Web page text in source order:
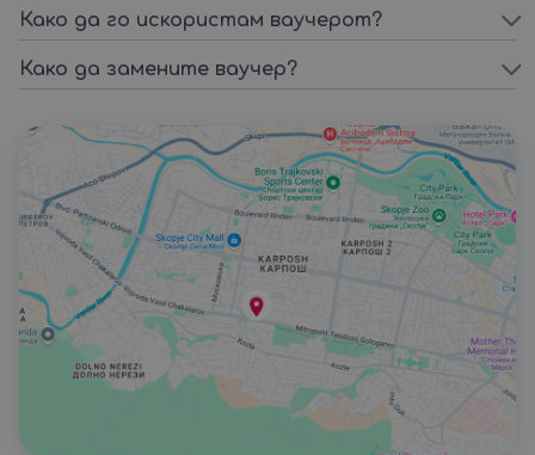
Како да го искористам ваучерот?
Како да замените ваучер?